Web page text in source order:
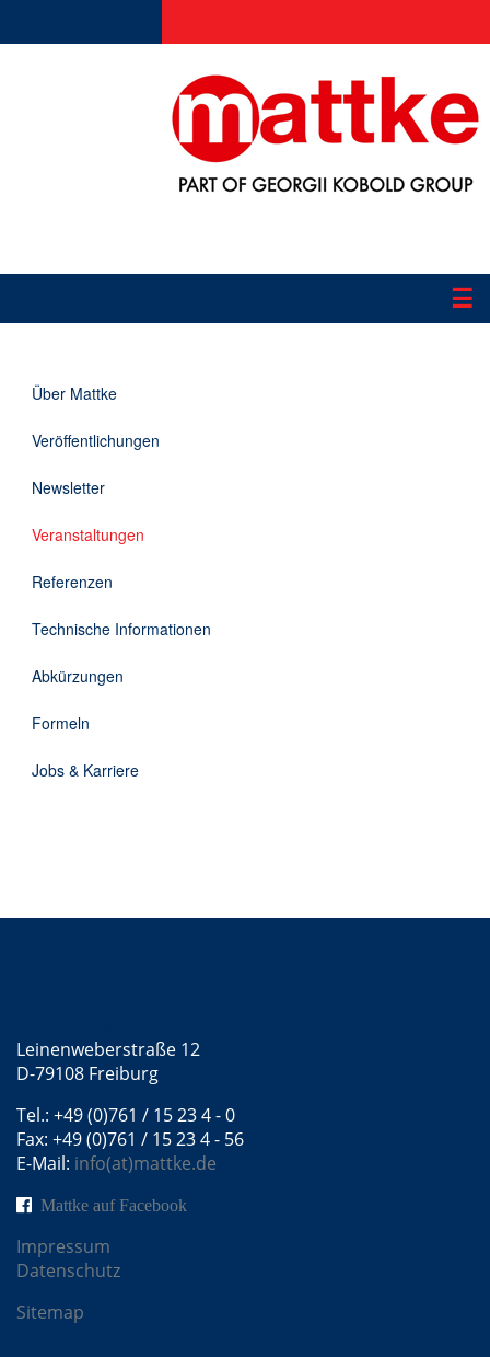
☰
Applikationen
Informationen
Downloads
Kontakt
Über Mattke
Veröffentlichungen
Newsletter
Veranstaltungen
Referenzen
Technische Informationen
Abkürzungen
Formeln
Jobs & Karriere
Leinenweberstraße 12
D-79108 Freiburg
Tel.: +49 (0)761 / 15 23 4 - 0
Fax: +49 (0)761 / 15 23 4 - 56
E-Mail: info(at)mattke.de
Mattke auf Facebook
Impressum
Datenschutz
Sitemap